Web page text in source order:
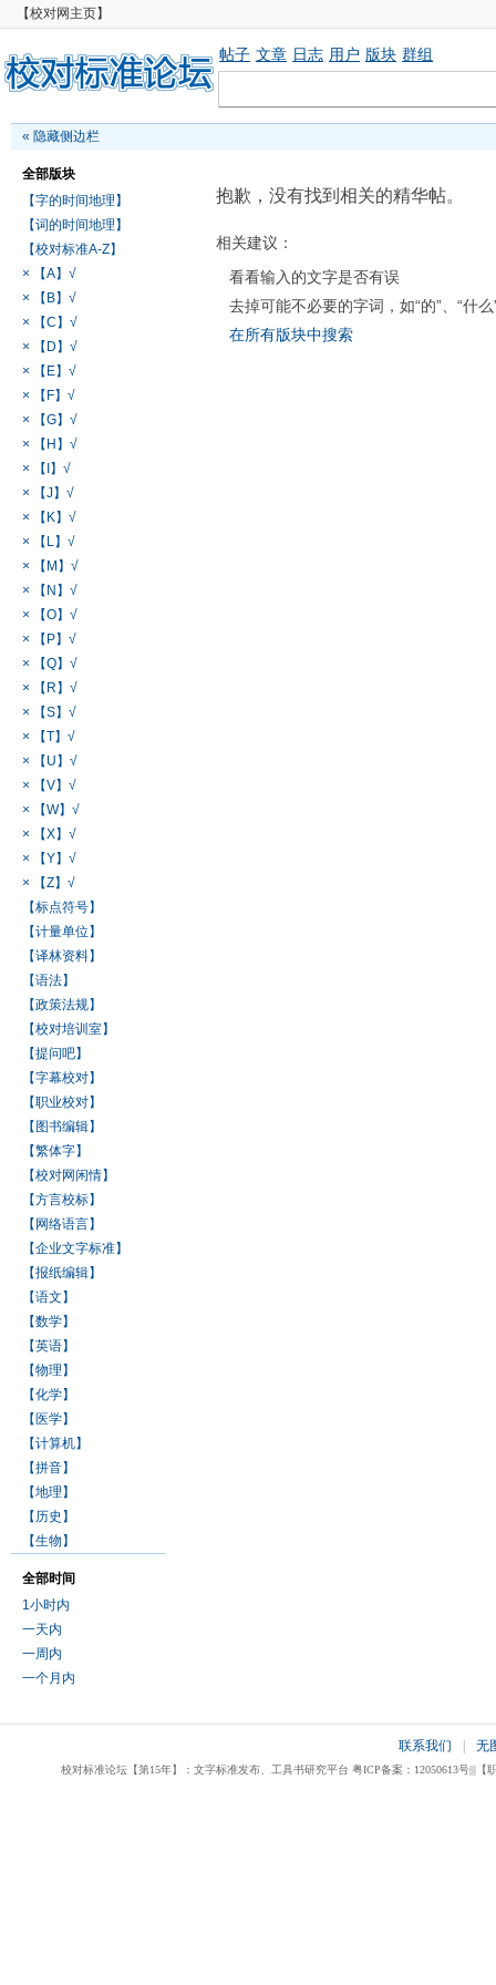
【校对网主页】
帖子 文章 日志 用户 版块 群组
« 隐藏侧边栏
全部版块
【字的时间地理】
【词的时间地理】
【校对标准A-Z】
× 【A】√
× 【B】√
× 【C】√
× 【D】√
× 【E】√
× 【F】√
× 【G】√
× 【H】√
× 【I】√
× 【J】√
× 【K】√
× 【L】√
× 【M】√
× 【N】√
× 【O】√
× 【P】√
× 【Q】√
× 【R】√
× 【S】√
× 【T】√
× 【U】√
× 【V】√
× 【W】√
× 【X】√
× 【Y】√
× 【Z】√
【标点符号】
【计量单位】
【译林资料】
【语法】
【政策法规】
【校对培训室】
【提问吧】
【字幕校对】
【职业校对】
【图书编辑】
【繁体字】
【校对网闲情】
【方言校标】
【网络语言】
【企业文字标准】
【报纸编辑】
【语文】
【数学】
【英语】
【物理】
【化学】
【医学】
【计算机】
【拼音】
【地理】
【历史】
【生物】
全部时间
1小时内
一天内
一周内
一个月内
抱歉，没有找到相关的精华帖。
相关建议：
看看输入的文字是否有误
去掉可能不必要的字词，如“的”、“什么
在所有版块中搜索
联系我们 无
校对标准论坛【第15年】：文字标准发布、工具书研究平台 粤ICP备案：12050613号|||【